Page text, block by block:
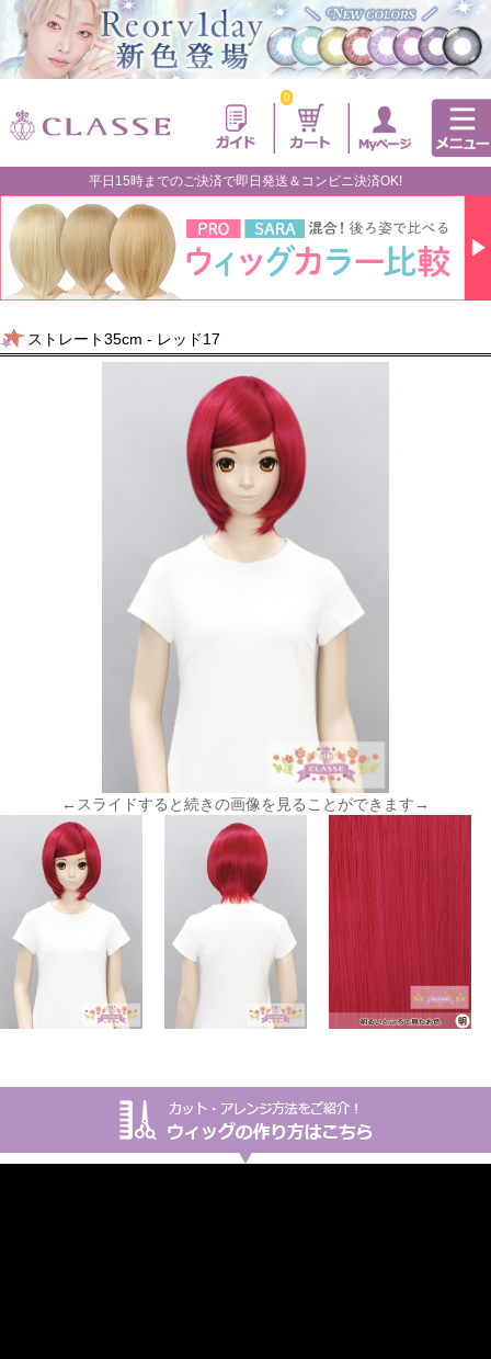
0
平日15時までのご決済で即日発送＆コンビニ決済OK!
ストレート35cm - レッド17
←スライドすると続きの画像を見ることができます→